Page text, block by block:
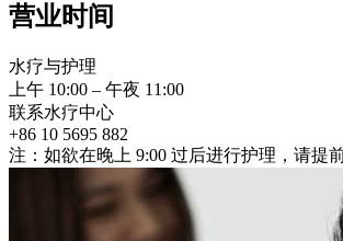
营业时间
水疗与护理
上午 10:00 – 午夜 11:00
联系水疗中心
+86 10 5695 882
注：如欲在晚上 9:00 过后进行护理，请提